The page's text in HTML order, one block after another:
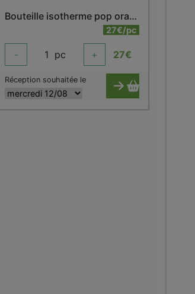
Bouteille isotherme pop orange 500 ml
27€/pc
- 1 pc + 27€
Réception souhaitée le